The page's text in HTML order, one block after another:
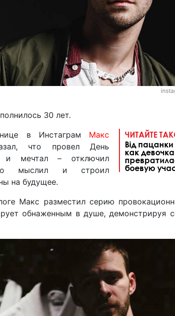
30 лет.
ЧИТАЙТЕ
Від
как
боевую
в Инстаграм Макс
что провел День
и мечтал – отключил
мыслил и строил
на будущее.
Макс разместил серию
обнаженным в душе, демонстрируя